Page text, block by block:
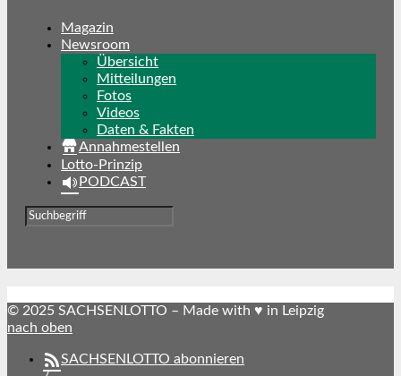
Magazin
Newsroom
Übersicht
Mitteilungen
Fotos
Videos
Daten & Fakten
Annahmestellen
Lotto-Prinzip
PODCAST
© 2025 SACHSENLOTTO – Made with ♥ in Leipzig
nach oben
SACHSENLOTTO abonnieren